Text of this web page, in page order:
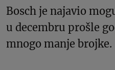
Bosch je najavio
u decembru prošle
mnogo manje brojke.